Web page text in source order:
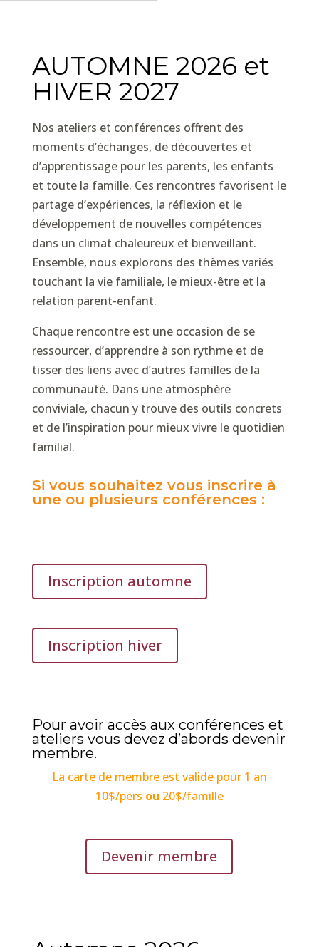
AUTOMNE 2026 et
HIVER 2027
Nos ateliers et conférences offrent des
moments d’échanges, de découvertes et
d’apprentissage pour les parents, les enfants
et toute la famille. Ces rencontres favorisent le
partage d’expériences, la réflexion et le
développement de nouvelles compétences
dans un climat chaleureux et bienveillant.
Ensemble, nous explorons des thèmes variés
touchant la vie familiale, le mieux-être et la
relation parent-enfant.
Chaque rencontre est une occasion de se
ressourcer, d’apprendre à son rythme et de
tisser des liens avec d’autres familles de la
communauté. Dans une atmosphère
conviviale, chacun y trouve des outils concrets
et de l’inspiration pour mieux vivre le quotidien
familial.
Si vous souhaitez vous inscrire à
une ou plusieurs conférences :
Inscription automne
Inscription hiver
Pour avoir accès aux conférences et
ateliers vous devez d’abords devenir
membre.
La carte de membre est valide pour 1 an
10$/pers ou 20$/famille
Devenir membre